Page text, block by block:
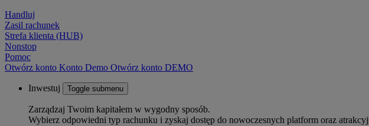
Handluj
Zasil rachunek
Strefa klienta (HUB)
Nonstop
Pomoc
Otwórz konto Konto Demo Otwórz konto DEMO
Inwestuj Toggle submenu
Zarządzaj Twoim kapitałem w wygodny sposób.
Wybierz odpowiedni typ rachunku i zyskaj dostęp do nowoczesnych platform oraz